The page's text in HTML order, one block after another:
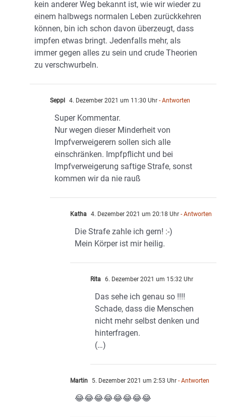
kein anderer Weg bekannt ist, wie wir wieder zu
einem halbwegs normalen Leben zurückkehren
können, bin ich schon davon überzeugt, dass
impfen etwas bringt. Jedenfalls mehr, als
immer gegen alles zu sein und crude Theorien
zu verschwurbeln.
Seppl 4. Dezember 2021 um 11:30 Uhr - Antworten
Super Kommentar.
Nur wegen dieser Minderheit von
Impfverweigerern sollen sich alle
einschränken. Impfpflicht und bei
Impfverweigerung saftige Strafe, sonst
kommen wir da nie rauß
Katha 4. Dezember 2021 um 20:18 Uhr - Antworten
Die Strafe zahle ich gern! :-)
Mein Körper ist mir heilig.
Rita 6. Dezember 2021 um 15:32 Uhr
Das sehe ich genau so !!!!
Schade, dass die Menschen
nicht mehr selbst denken und
hinterfragen.
(…)
Martin 5. Dezember 2021 um 2:53 Uhr - Antworten
😂😂😂😂😂😂😂😂